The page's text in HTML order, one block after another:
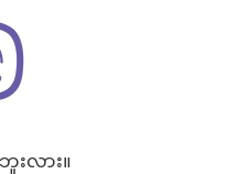
းလား။